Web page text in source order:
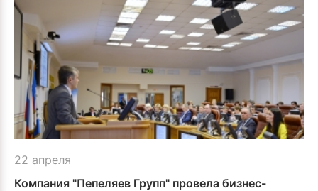
22 апреля
Компания "Пепеляев Групп" провела бизнес-